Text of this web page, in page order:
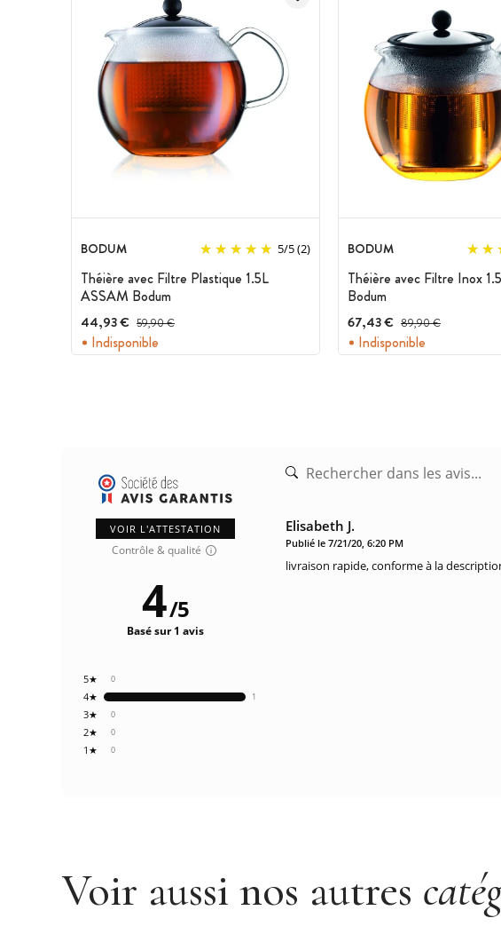
Caractéristiques de la Théière à Piston
Marque : Bodum
Collection : Assam
Théière et anse en verre
Couvercle et filtre en inox
Finition : brillant
Contenance : 1 litre
BODUM 5/5(2)
Théière avec Filtre Plastique 1.5L
ASSAM Bodum
44,93 € Prix avant réduction :
59,90 €
Indisponible
BODUM
Théière avec Filtre Inox
Bodum
67,43 € Prix avant réduction :
89,90 €
Indisponible
VOIR L'ATTESTATION
Contrôle & qualité
0
1★
0
2★
0
3★
1
4★
0
5★
4/5
Basé sur 1 avis
Elisabeth J.
Publié le 7/21/20, 6:20 PM
livraison rapide, conforme à la
Voir aussi nos autres